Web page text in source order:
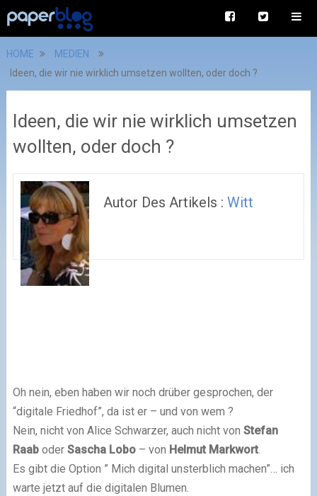
HOME
MEDIEN
Ideen, die wir nie wirklich umsetzen wollten, oder doch ?
Ideen, die wir nie wirklich umsetzen
wollten, oder doch ?
Autor Des Artikels :Witt
Oh nein, eben haben wir noch drüber gesprochen, der
“digitale Friedhof”, da ist er – und von wem ?
Nein, nicht von Alice Schwarzer, auch nicht von Stefan
Raaboder Sascha Lobo– von Helmut Markwort.
Es gibt die Option ” Mich digital unsterblich machen”… ich
warte jetzt auf die digitalen Blumen.